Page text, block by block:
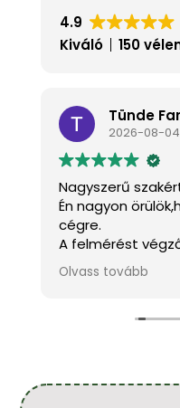
4.9
Kiváló
150
Tünde
2026-08-04
Nagyszerű
Én nagyon
cégre.
A felmérést
kedves és
szakemberek
Köszönöm
Olvass tovább